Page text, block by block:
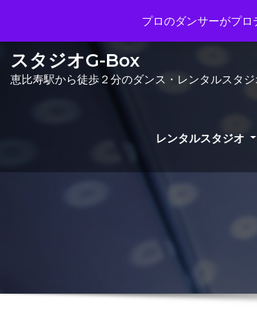
Mon - Sun 10.00 - 23.00
スタジオG-Box
恵比寿駅から徒歩２分のダンス・レンタルスタジ
レンタルスタジオ
プロのダンサーがプ